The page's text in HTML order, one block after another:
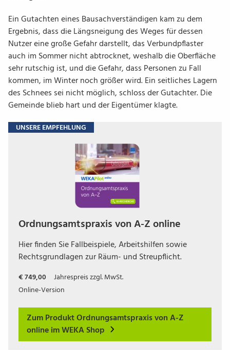
Ein Gutachten eines Bausachverständigen kam zu dem
Ergebnis, dass die Längsneigung des Weges für dessen
Nutzer eine große Gefahr darstellt, das Verbundpflaster
auch im Sommer nicht abtrocknet, weshalb die Oberfläche
sehr rutschig ist, und die Gefahr, dass Personen zu Fall
kommen, im Winter noch größer wird. Ein seitliches Lagern
des Schnees sei nicht möglich, schloss der Gutachter. Die
Gemeinde blieb hart und der Eigentümer klagte.
UNSERE EMPFEHLUNG
Ordnungsamtspraxis von A-Z online
Hier finden Sie Fallbeispiele, Arbeitshilfen sowie
Rechtsgrundlagen zur Räum- und Streupflicht.
€ 749,00
Jahrespreis zzgl. MwSt.
Online-Version
Zum Produkt Ordnungsamtspraxis von A-Z
online im WEKA Shop